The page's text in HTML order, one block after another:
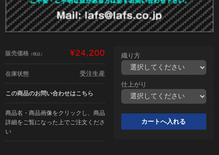
販売価格 （税込） ¥24,200
在庫状態 受注生産
この商品のお問い合わせはこちら
商品名・商品画像をクリックし、商品
詳細をご覧になった上でご注文くださ
い
織り方
仕上がり